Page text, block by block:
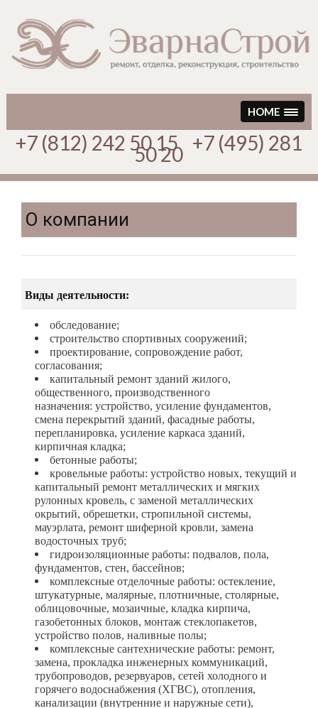
HOME
+7 (812) 242 50 15 +7 (495) 281
50 20
О компании
Виды деятельности:
обследование;
строительство спортивных сооружений;
проектирование, сопровождение работ,
согласования;
капитальный ремонт зданий жилого,
общественного, производственного
назначения: устройство, усиление фундаментов,
смена перекрытий зданий, фасадные работы,
перепланировка, усиление каркаса зданий,
кирпичная кладка;
бетонные работы;
кровельные работы: устройство новых, текущий и
капитальный ремонт металлических и мягких
рулонных кровель, с заменой металлических
окрытий, обрешетки, стропильной системы,
мауэрлата, ремонт шиферной кровли, замена
водосточных труб;
гидроизоляционные работы: подвалов, пола,
фундаментов, стен, бассейнов;
комплексные отделочные работы: остекление,
штукатурные, малярные, плотничные, столярные,
облицовочные, мозаичные, кладка кирпича,
газобетонных блоков, монтаж стеклопакетов,
устройство полов, наливные полы;
комплексные сантехнические работы: ремонт,
замена, прокладка инженерных коммуникаций,
трубопроводов, резервуаров, сетей холодного и
горячего водоснабжения (ХГВС), отопления,
канализации (внутренние и наружные сети),